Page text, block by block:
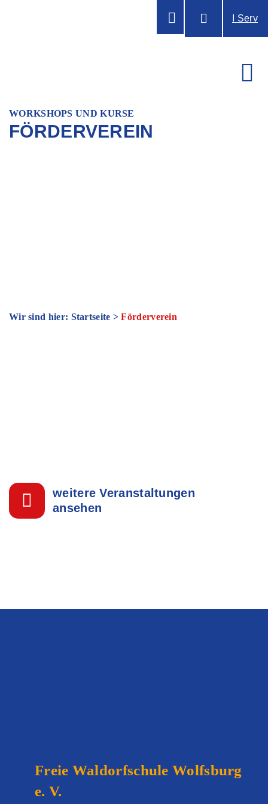
I Serv
WORKSHOPS UND KURSE
FÖRDERVEREIN
Wir sind hier: Startseite >Förderverein
weitere Veranstaltungen
ansehen
Freie Waldorfschule Wolfsburg
e. V.